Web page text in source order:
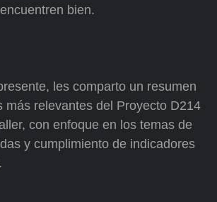
bien.
les comparto un resumen
más relevantes del Proyecto D214
con enfoque en los temas de
y cumplimiento de indicadores